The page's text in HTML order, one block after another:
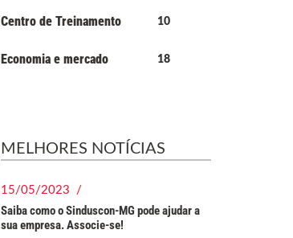
Centro de Treinamento 10
Economia e mercado 18
MELHORES NOTÍCIAS
15/05/2023 /
Saiba como o Sinduscon-MG pode ajudar a
sua empresa. Associe-se!